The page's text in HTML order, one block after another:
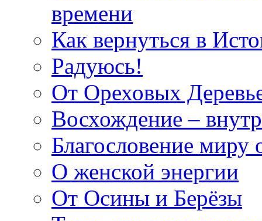
времени
Как вернуться в
Радуюсь!
От Ореховых
Восхождение –
Благословение миру
О женской энергии
От Осины и Берёзы